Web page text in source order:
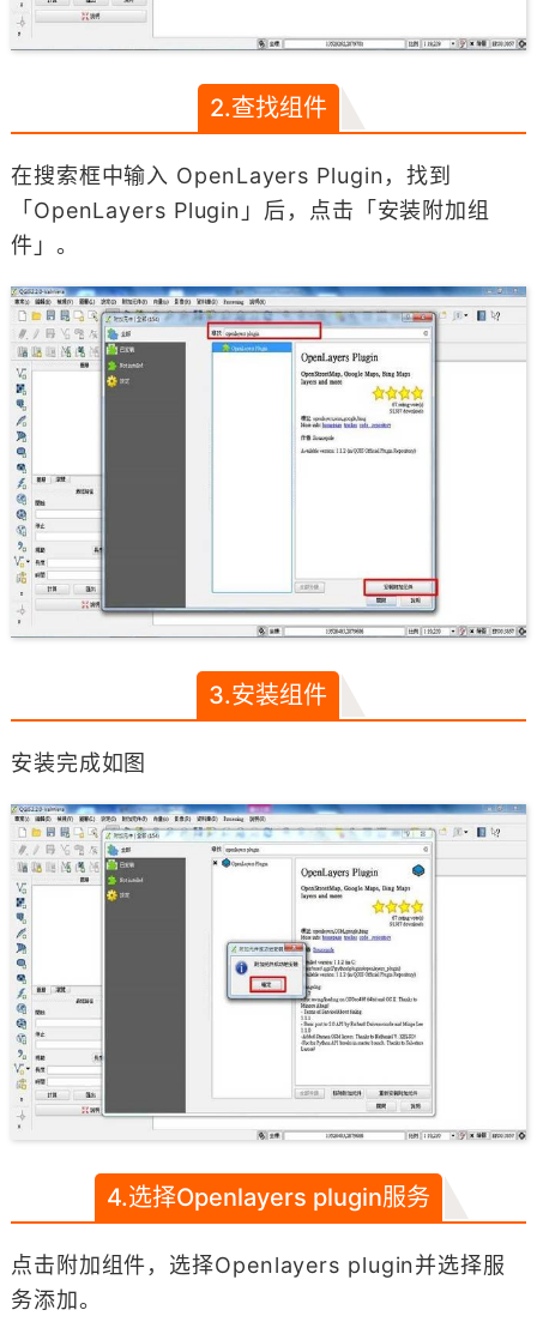
2.查找组件
在搜索框中输入 OpenLayers Plugin，找到
「OpenLayers Plugin」后，点击「安装附加组
件」。
3.安装组件
安装完成如图
4.选择Openlayers plugin服务
点击附加组件，选择Openlayers plugin并选择服
务添加。